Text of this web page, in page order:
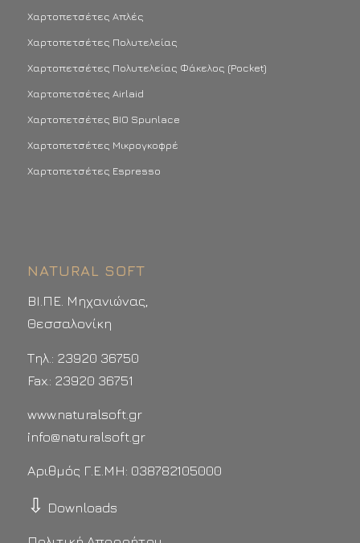
Χαρτοπετσέτες Απλές
Χαρτοπετσέτες Πολυτελείας
Χαρτοπετσέτες Πολυτελείας Φάκελος (Pocket)
Χαρτοπετσέτες Airlaid
Χαρτοπετσέτες BIO Spunlace
Χαρτοπετσέτες Μικρογκοφρέ
Χαρτοπετσέτες Espresso
NATURAL SOFT
ΒΙ.ΠΕ. Μηχανιώνας,
Θεσσαλονίκη
Τηλ.: 23920 36750
Fax.: 23920 36751
www.naturalsoft.gr
info@naturalsoft.gr
Αριθμός Γ.Ε.ΜΗ: 038782105000
⇩ Downloads